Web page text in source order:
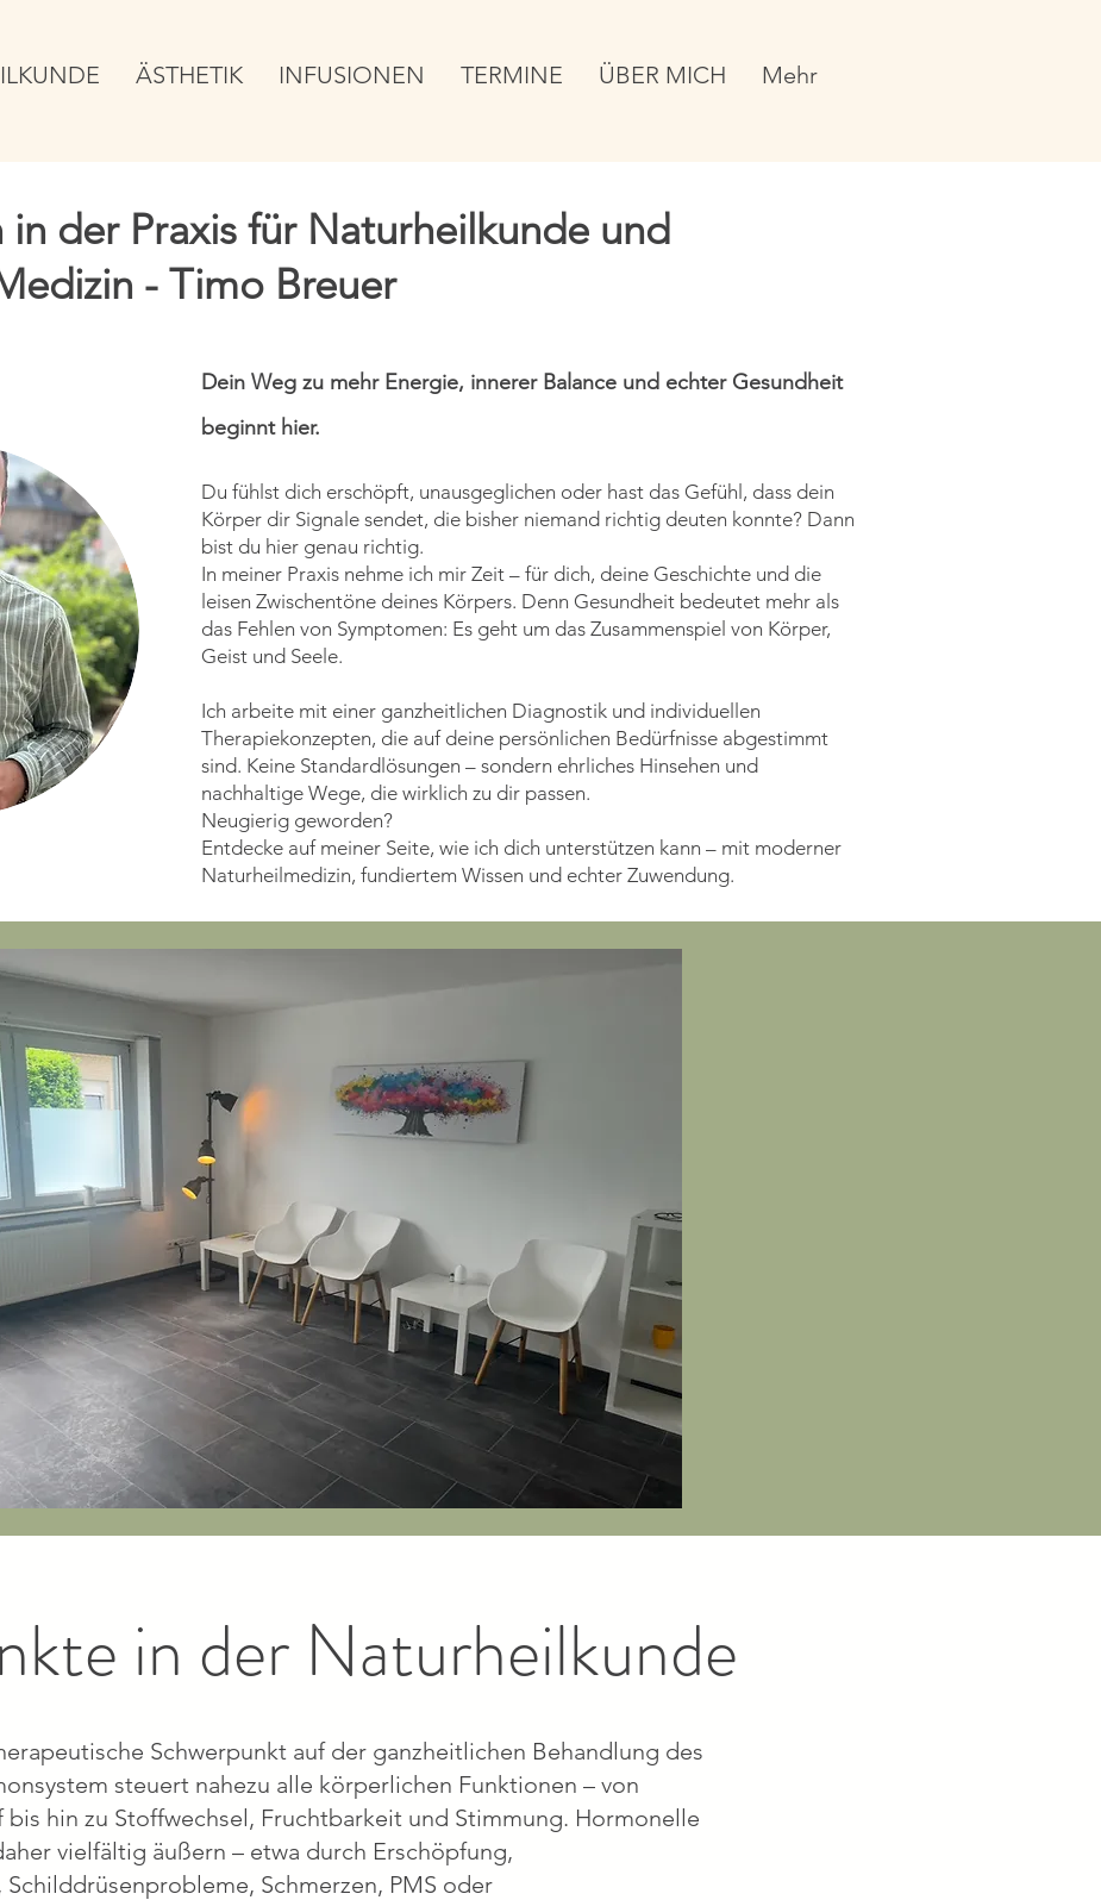
ÄSTHETIK INFUSIONEN TERMINE ÜBER MICH Mehr
der Praxis für Naturheilkunde und
- Timo Breuer
Dein Weg zu mehr Energie, innerer Balance und echter Gesundheit
beginnt hier.
Du fühlst dich erschöpft, unausgeglichen oder hast das Gefühl, dass dein
Körper dir Signale sendet, die bisher niemand richtig deuten konnte? Dann
bist du hier genau richtig.
In meiner Praxis nehme ich mir Zeit – für dich, deine Geschichte und die
leisen Zwischentöne deines Körpers. Denn Gesundheit bedeutet mehr als
das Fehlen von Symptomen: Es geht um das Zusammenspiel von Körper,
Geist und Seele.
Ich arbeite mit einer ganzheitlichen Diagnostik und individuellen
Therapiekonzepten, die auf deine persönlichen Bedürfnisse abgestimmt
sind. Keine Standardlösungen – sondern ehrliches Hinsehen und
nachhaltige Wege, die wirklich zu dir passen.
Neugierig geworden?
Entdecke auf meiner Seite, wie ich dich unterstützen kann – mit moderner
Naturheilmedizin, fundiertem Wissen und echter Zuwendung.
in der Naturheilkunde
Schwerpunkt auf der ganzheitlichen Behandlung des
steuert nahezu alle körperlichen Funktionen – von
bis hin zu Stoffwechsel, Fruchtbarkeit und Stimmung. Hormonelle
vielfältig äußern – etwa durch Erschöpfung,
Schmerzen, PMS oder